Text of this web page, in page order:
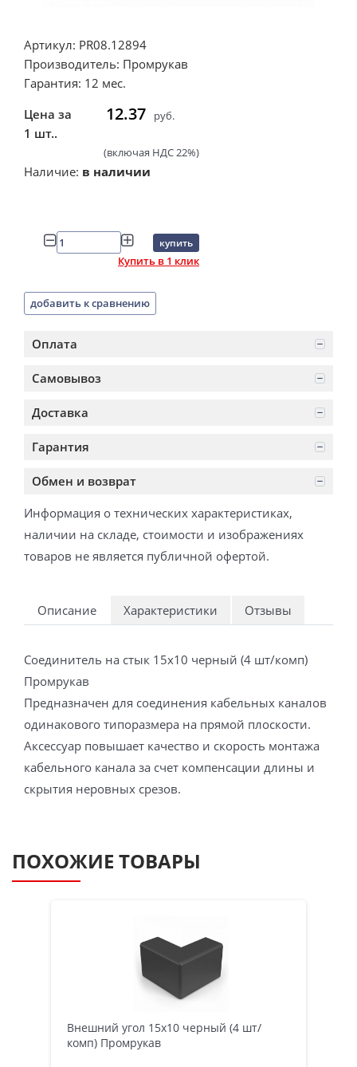
Артикул: PR08.12894
Производитель: Промрукав
Гарантия: 12 мес.
Цена за
1 шт..
12.37 руб.
(включая НДС 22%)
Наличие: в наличии
купить
Купить в 1 клик
добавить к сравнению
Оплата
Самовывоз
Доставка
Гарантия
Обмен и возврат
Информация о технических характеристиках,
наличии на складе, стоимости и изображениях
товаров не является публичной офертой.
Описание Характеристики Отзывы
Соединитель на стык 15х10 черный (4 шт/комп)
Промрукав
Предназначен для соединения кабельных каналов
одинакового типоразмера на прямой плоскости.
Аксессуар повышает качество и скорость монтажа
кабельного канала за счет компенсации длины и
скрытия неровных срезов.
ПОХОЖИЕ ТОВАРЫ
Внешний угол 15х10 черный (4 шт/
комп) Промрукав